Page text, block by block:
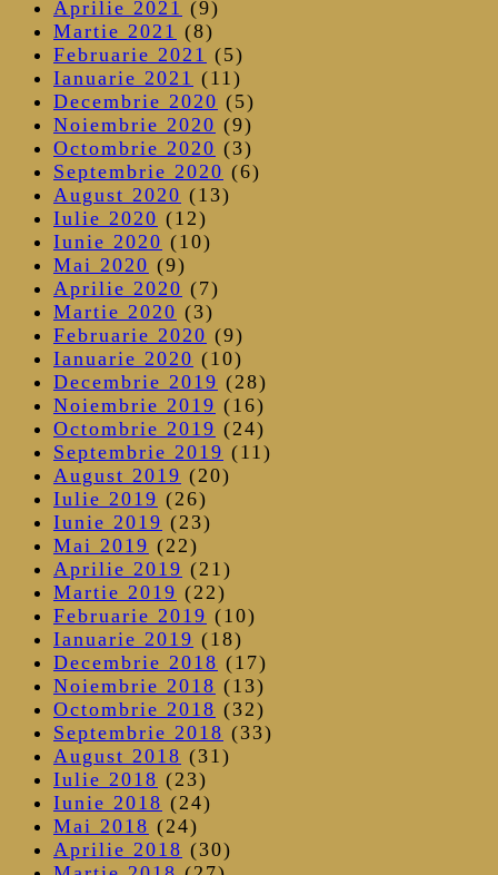
Aprilie 2021 (9)
Martie 2021 (8)
Februarie 2021 (5)
Ianuarie 2021 (11)
Decembrie 2020 (5)
Noiembrie 2020 (9)
Octombrie 2020 (3)
Septembrie 2020 (6)
August 2020 (13)
Iulie 2020 (12)
Iunie 2020 (10)
Mai 2020 (9)
Aprilie 2020 (7)
Martie 2020 (3)
Februarie 2020 (9)
Ianuarie 2020 (10)
Decembrie 2019 (28)
Noiembrie 2019 (16)
Octombrie 2019 (24)
Septembrie 2019 (11)
August 2019 (20)
Iulie 2019 (26)
Iunie 2019 (23)
Mai 2019 (22)
Aprilie 2019 (21)
Martie 2019 (22)
Februarie 2019 (10)
Ianuarie 2019 (18)
Decembrie 2018 (17)
Noiembrie 2018 (13)
Octombrie 2018 (32)
Septembrie 2018 (33)
August 2018 (31)
Iulie 2018 (23)
Iunie 2018 (24)
Mai 2018 (24)
Aprilie 2018 (30)